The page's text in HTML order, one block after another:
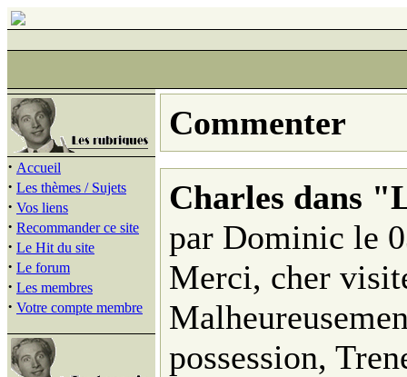
· Accueil
· Les thèmes / Sujets
· Vos liens
· Recommander ce site
· Le Hit du site
· Le forum
· Les membres
· Votre compte membre
Commenter
Charles dans
par Dominic le
Merci, cher
possession,